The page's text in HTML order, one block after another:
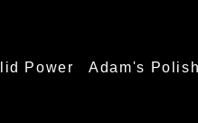
Power Adam's